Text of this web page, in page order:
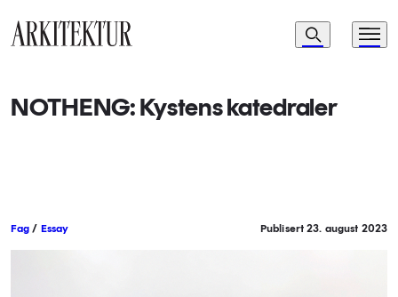
Navigasjon
Søk Meny
NOTHENG: Kystens katedraler
Fag / Essay Publisert 23. august 2023